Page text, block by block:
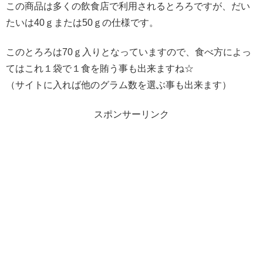
この商品は多くの飲食店で利用されるとろろですが、だい
たいは40ｇまたは50ｇの仕様です。
このとろろは70ｇ入りとなっていますので、食べ方によっ
てはこれ１袋で１食を賄う事も出来ますね☆
（サイトに入れば他のグラム数を選ぶ事も出来ます）
スポンサーリンク